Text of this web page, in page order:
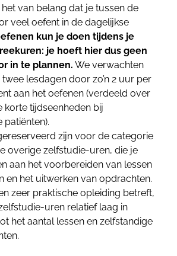
het van belang dat je tussen de
veel oefent in de dagelijkse
kun je doen tijdens je
je hoeft hier dus geen
in te plannen. We verwachten
lesdagen door zo’n 2 uur per
aan het oefenen (verdeeld over
korte tijdseenheden bij
patiënten).
zijn voor de categorie
overige zelfstudie-uren, die je
aan het voorbereiden van lessen
en het uitwerken van opdrachten.
zeer praktische opleiding betreft,
uren relatief laag in
het aantal lessen en zelfstandige